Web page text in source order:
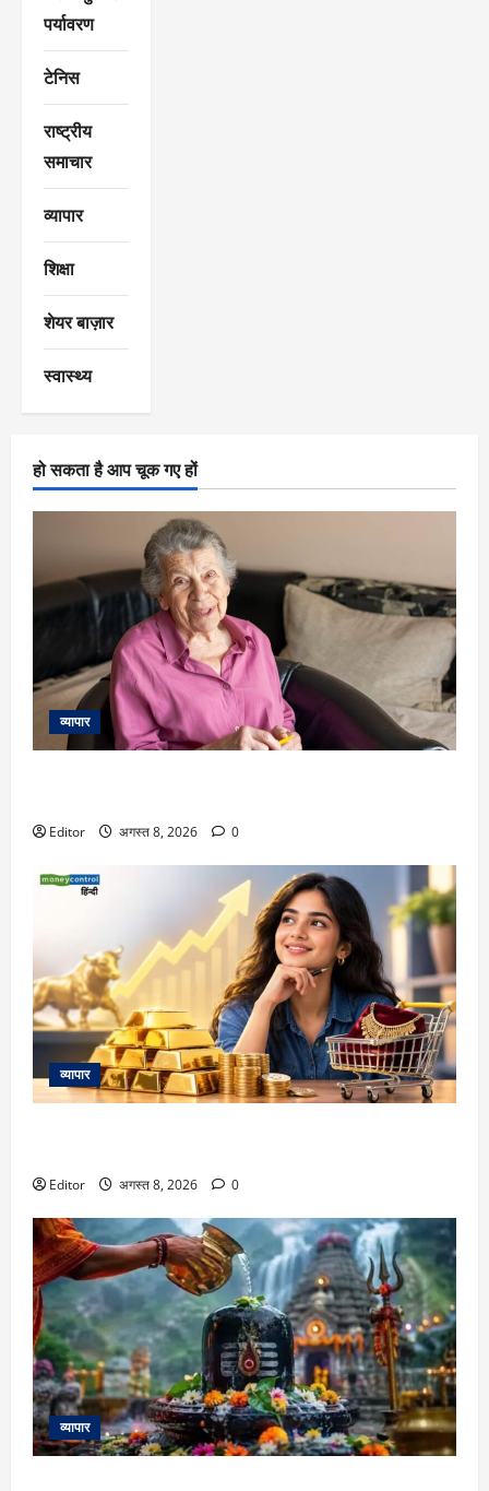
पर्यावरण
टेनिस
राष्ट्रीय
समाचार
व्यापार
शिक्षा
शेयर बाज़ार
स्वास्थ्य
हो सकता है आप चूक गए हों
व्यापार
Editor अगस्त 8, 2026 0
व्यापार
Editor अगस्त 8, 2026 0
व्यापार